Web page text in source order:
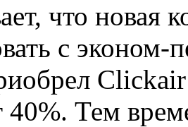
что новая
с эконом-
40%. Тем